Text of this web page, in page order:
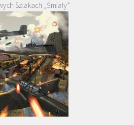
Szlakach „Śmiały”